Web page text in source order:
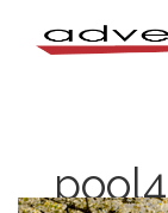
pool4